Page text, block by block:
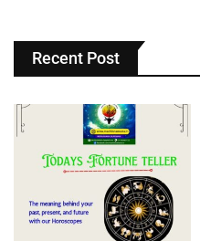
Recent Post